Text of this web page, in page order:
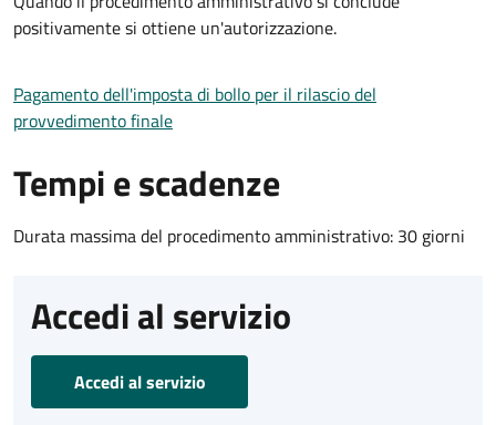
positivamente si ottiene un'autorizzazione.
Pagamento dell'imposta di bollo per il rilascio del
provvedimento finale
Tempi e scadenze
Durata massima del procedimento amministrativo: 30 giorni
Accedi al servizio
Accedi al servizio